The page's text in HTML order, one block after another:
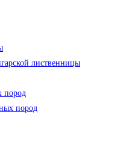
лиственницы
пород
пород